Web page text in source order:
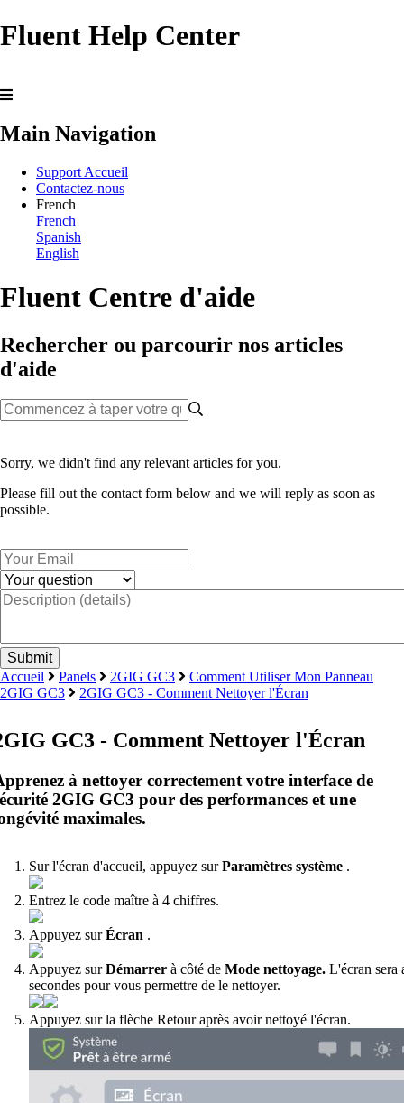
Fluent Help Center
Main Navigation
Support Accueil
Contactez-nous
French
French
Spanish
English
Fluent Centre d'aide
Rechercher ou parcourir nos articles
d'aide
Sorry, we didn't find any relevant articles for you.
Please fill out the contact form below and we will reply as soon as
possible.
Accueil Panels 2GIG GC3
Comment Utiliser Mon Panneau
2GIG GC3
2GIG GC3 - Comment Nettoyer l'Écran
GC3 - Comment Nettoyer l'Écran
à nettoyer correctement votre interface de
2GIG GC3 pour des performances et une
maximales.
Sur l'écran d'accueil, appuyez surParamètres système .
Entrez le code maître à 4 chiffres.
Appuyez surÉcran .
Appuyez surDémarrer à côté de Mode nettoyage. L'écran sera
secondes pour vous permettre de le nettoyer.
Appuyez sur la flèche Retour après avoir nettoyé l'écran.